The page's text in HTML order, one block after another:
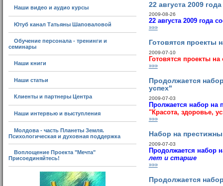
Наши видео и аудио курсы
Ютуб канал Татьяны Шаповаловой
Обучение персонала - тренинги и
семинары
Наши книги
Наши статьи
Клиенты и партнеры Центра
Наши интервью и выступления
Молдова - часть Планеты Земля.
Психологическая и духовная поддержка
Воплощение Проекта "Мечта"
Присоединяйтесь!
22 августа 2009 года
2009-08-26
22 августа 2009 года
»»»
Готовятся проекты
2009-07-10
Готовятся проекты на
»»»
Продолжается
успех"
2009-07-03
Пролжается набор на
"Красота, здоровье,
»»»
Набор на
2009-07-03
Продолжается набор
лет и старше
»»»
Продолжается